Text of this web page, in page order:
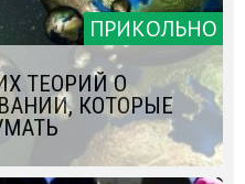
ПРИКОЛЬНО
ТЕОРИЙ О
КОТОРЫЕ